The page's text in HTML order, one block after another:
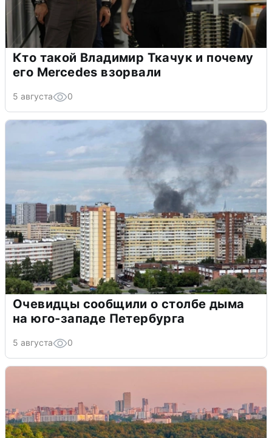
Кто такой Владимир Ткачук и почему
его Mercedes взорвали
5 августа 0
Очевидцы сообщили о столбе дыма
на юго-западе Петербурга
5 августа 0